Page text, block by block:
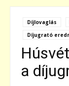
Díjlovaglás
Díjugrató
a